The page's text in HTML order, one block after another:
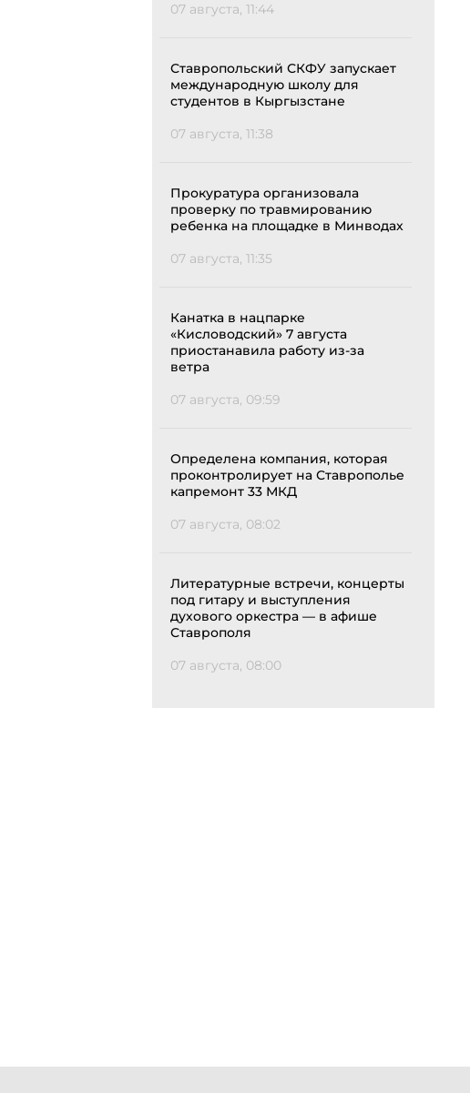
07 августа, 11:44
Ставропольский СКФУ запускает
международную школу для
студентов в Кыргызстане
07 августа, 11:38
Прокуратура организовала
проверку по травмированию
ребенка на площадке в Минводах
07 августа, 11:35
Канатка в нацпарке
«Кисловодский» 7 августа
приостанавила работу из-за
ветра
07 августа, 09:59
Определена компания, которая
проконтролирует на Ставрополье
капремонт 33 МКД
07 августа, 08:02
Литературные встречи, концерты
под гитару и выступления
духового оркестра — в афише
Ставрополя
07 августа, 08:00